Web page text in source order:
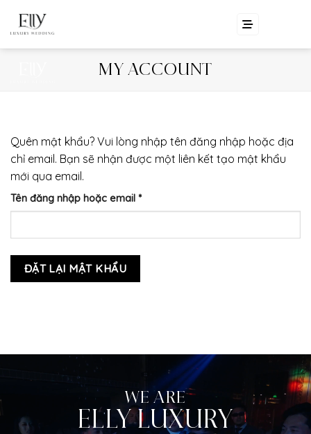
MY ACCOUNT
Quên mật khẩu? Vui lòng nhập tên đăng nhập hoặc địa
chỉ email. Bạn sẽ nhận được một liên kết tạo mật khẩu
mới qua email.
Tên đăng nhập hoặc email *Bắt
buộc
ĐẶT LẠI MẬT KHẨU
WE ARE
ELLY LUXURY